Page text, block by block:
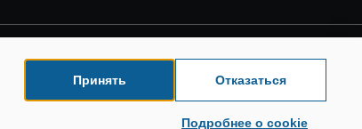
Принять Отказаться
Подробнее о cookie